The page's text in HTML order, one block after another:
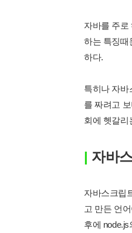
자바를 주로
하는 특징때
하다.
특히나 자바
를 짜려고
회에 헷갈리
| 자바
자바스크립
고 만든 언
후에